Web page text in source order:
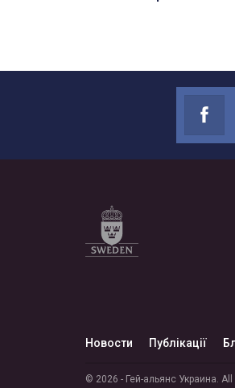
Новости Публікації
© 2026 - Гей-альянс Украина.